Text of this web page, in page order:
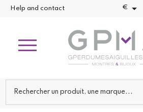
Help and contact € 